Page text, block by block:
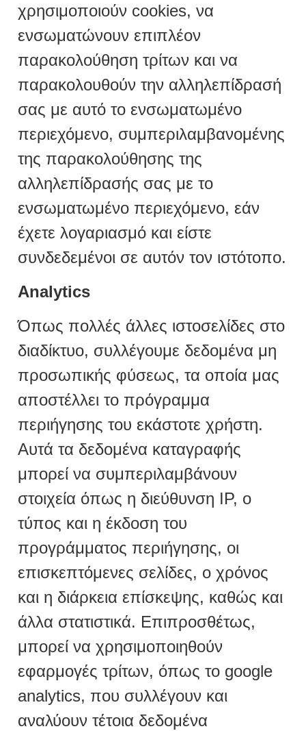
χρησιμοποιούν cookies, να
ενσωματώνουν επιπλέον
παρακολούθηση τρίτων και να
παρακολουθούν την αλληλεπίδρασή
σας με αυτό το ενσωματωμένο
περιεχόμενο, συμπεριλαμβανομένης
της παρακολούθησης της
αλληλεπίδρασής σας με το
ενσωματωμένο περιεχόμενο, εάν
έχετε λογαριασμό και είστε
συνδεδεμένοι σε αυτόν τον ιστότοπο.
Analytics
Όπως πολλές άλλες ιστοσελίδες στο
διαδίκτυο, συλλέγουμε δεδομένα μη
προσωπικής φύσεως, τα οποία μας
αποστέλλει το πρόγραμμα
περιήγησης του εκάστοτε χρήστη.
Αυτά τα δεδομένα καταγραφής
μπορεί να συμπεριλαμβάνουν
στοιχεία όπως η διεύθυνση IP, ο
τύπος και η έκδοση του
προγράμματος περιήγησης, οι
επισκεπτόμενες σελίδες, ο χρόνος
και η διάρκεια επίσκεψης, καθώς και
άλλα στατιστικά. Επιπροσθέτως,
μπορεί να χρησιμοποιηθούν
εφαρμογές τρίτων, όπως το google
analytics, που συλλέγουν και
αναλύουν τέτοια δεδομένα